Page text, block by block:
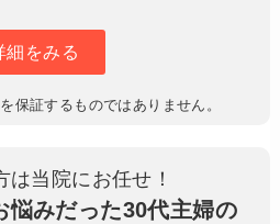
細をみる
保証するものではありません。
は当院にお任せ！
悩みだった30代主婦の